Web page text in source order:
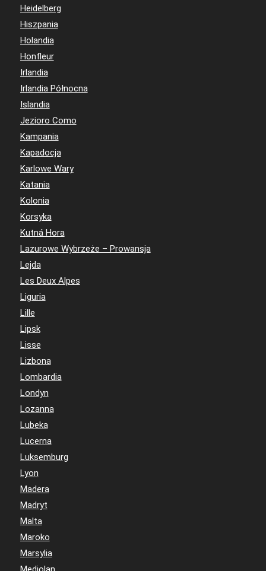
Heidelberg
Hiszpania
Holandia
Honfleur
Irlandia
Irlandia Północna
Islandia
Jezioro Como
Kampania
Kapadocja
Karlowe Wary
Katania
Kolonia
Korsyka
Kutná Hora
Lazurowe Wybrzeże – Prowansja
Lejda
Les Deux Alpes
Liguria
Lille
Lipsk
Lisse
Lizbona
Lombardia
Londyn
Lozanna
Lubeka
Lucerna
Luksemburg
Lyon
Madera
Madryt
Malta
Maroko
Marsylia